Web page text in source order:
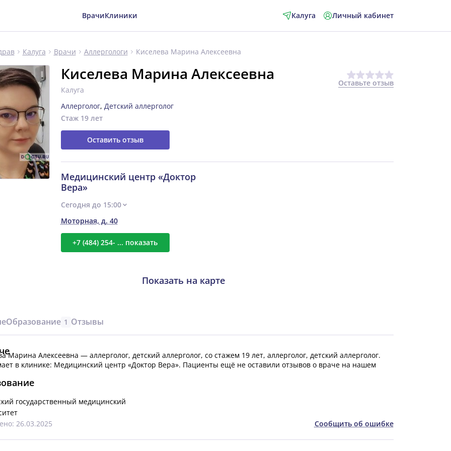
ВрачиКлиники Калуга Личный кабинет
Калуга Врачи Аллергологи Киселева Марина Алексеевна
Киселева Марина Алексеевна
Калуга
Оставьте отзыв
Аллерголог, Детский аллерголог
Стаж 19 лет
Оставить отзыв
Медицинский центр «Доктор
Вера»
Сегодня до 15:00
Моторная, д. 40
+7 (484) 254- ... показать
Показать на карте
Образование 1 Отзывы
Марина Алексеевна — аллерголог, детский аллерголог, со стажем 19 лет, аллерголог, детский аллерголог.
в клинике: Медицинский центр «Доктор Вера». Пациенты ещё не оставили отзывов о враче на нашем
государственный медицинский
26.03.2025
Сообщить об ошибке